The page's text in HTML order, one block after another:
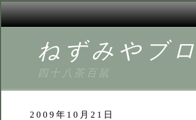
ねずみやブ
四十八茶百鼠
2009年10月21日